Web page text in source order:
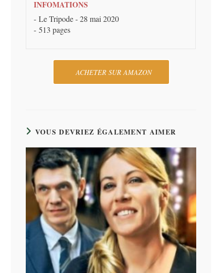
INFOMATIONS
Le Tripode - 28 mai 2020
513 pages
ACHETER SUR AMAZON
VOUS DEVRIEZ ÉGALEMENT AIMER